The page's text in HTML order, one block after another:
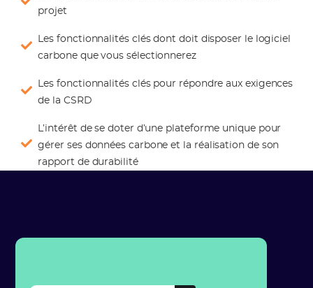
projet
Les fonctionnalités clés dont doit disposer le logiciel
carbone que vous sélectionnerez
Les fonctionnalités clés pour répondre aux exigences
de la CSRD
L’intérêt de se doter d’une plateforme unique pour
gérer ses données carbone et la réalisation de son
rapport de durabilité